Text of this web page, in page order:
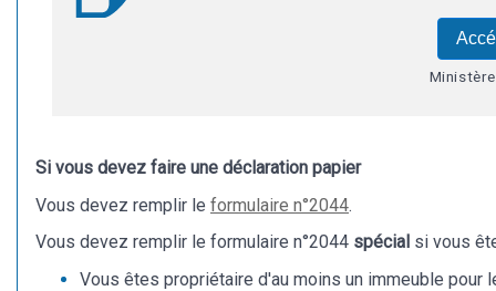
Si vous devez faire une déclaration papier
Vous devez remplir le formulaire n°2044.
Vous devez remplir le formulaire n°2044 spécial si vous
Vous êtes propriétaire d'au moins un immeuble